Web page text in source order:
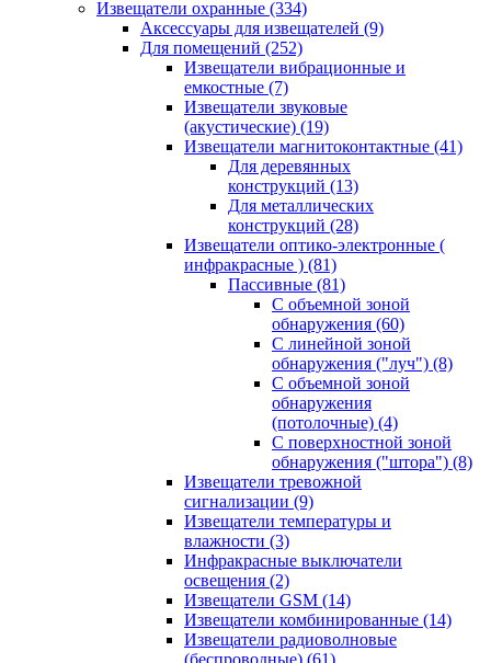
Извещатели охранные (334)
Аксессуары для извещателей (9)
Для помещений (252)
Извещатели вибрационные и
емкостные (7)
Извещатели звуковые
(акустические) (19)
Извещатели магнитоконтактные (41)
Для деревянных
конструкций (13)
Для металлических
конструкций (28)
Извещатели оптико-электронные (
инфракрасные ) (81)
Пассивные (81)
С объемной зоной
обнаружения (60)
С линейной зоной
обнаружения ("луч") (8)
С объемной зоной
обнаружения
(потолочные) (4)
С поверхностной зоной
обнаружения ("штора") (8)
Извещатели тревожной
сигнализации (9)
Извещатели температуры и
влажности (3)
Инфракрасные выключатели
освещения (2)
Извещатели GSM (14)
Извещатели комбинированные (14)
Извещатели радиоволновые
(беспроводные) (61)